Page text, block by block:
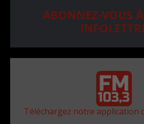
ABONNEZ-VOUS
Téléchargez notre application